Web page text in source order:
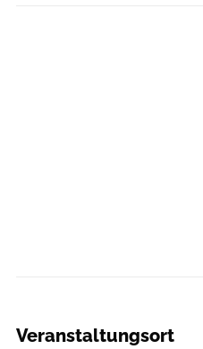
Veranstaltungsort